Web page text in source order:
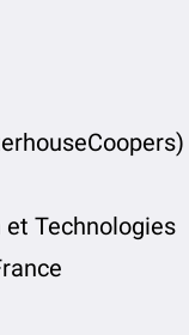
et Technologies